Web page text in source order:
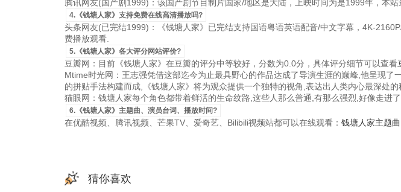
腾讯网友(国产剧1999)：该国产剧节目制片国家/地区是大陆，上映时间为是1999年，本
4.《钱塘人家》支持免费在线高清播放吗?
头条网友(已完结1999)：《钱塘人家》已完结支持国语粤语英语配音/中文字幕，4K-
费播放观看.
5.《钱塘人家》各大评分网站评价?
豆瓣网：目前《钱塘人家》在豆瓣的评分中等较好，分数为0.0分，具体评分细节可以查看
Mtime时光网：王志强凭借这部迄今为止最具野心的作品达成了导演生涯的巅峰,他呈现了
的拼贴手法构建而成,《钱塘人家》将为观众提供一个独特的视角,表达出人类内心最深处的
猫眼网：钱塘人家每个角色都带着鲜活的生命纹路,这些人那么普通,有那么强烈,好像走进
6.《钱塘人家》主题曲、演员台词、播放时间?
在优酷视频、腾讯视频、芒果TV、爱奇艺、Bilibili视频站都可以在线观看： 钱塘人家主题曲
猜你喜欢